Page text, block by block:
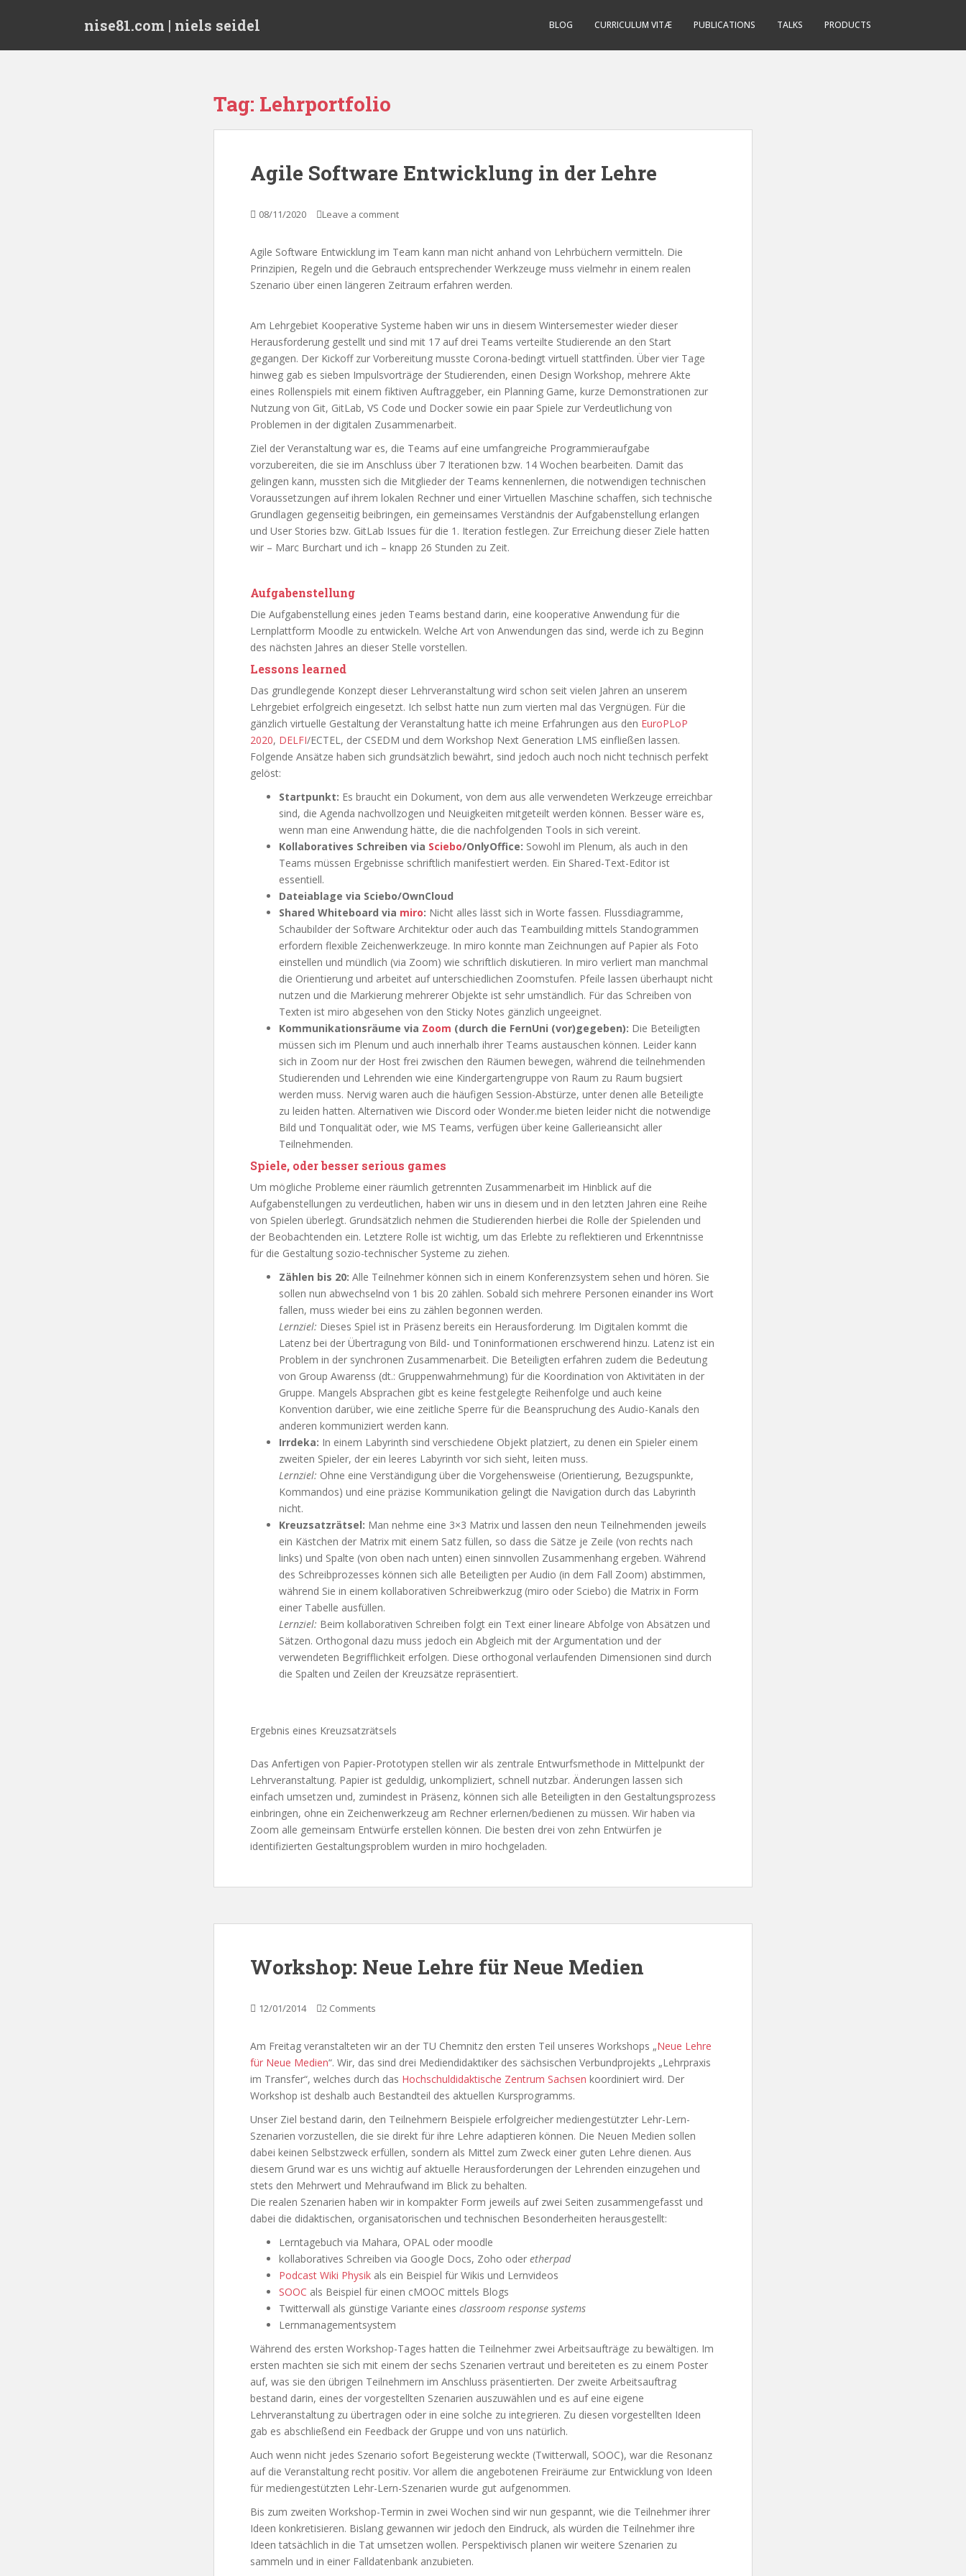
nise81.com | niels seidel BLOG CURRICULUM VITÆ PUBLICATIONS TALKS PRODUCTS
Tag: Lehrportfolio
Agile Software Entwicklung in der Lehre
08/11/2020 Leave a comment
Agile Software Entwicklung im Team kann man nicht anhand von Lehrbüchern vermitteln. Die
Prinzipien, Regeln und die Gebrauch entsprechender Werkzeuge muss vielmehr in einem realen
Szenario über einen längeren Zeitraum erfahren werden.
Am Lehrgebiet Kooperative Systeme haben wir uns in diesem Wintersemester wieder dieser
Herausforderung gestellt und sind mit 17 auf drei Teams verteilte Studierende an den Start
gegangen. Der Kickoff zur Vorbereitung musste Corona-bedingt virtuell stattfinden. Über vier Tage
hinweg gab es sieben Impulsvorträge der Studierenden, einen Design Workshop, mehrere Akte
eines Rollenspiels mit einem fiktiven Auftraggeber, ein Planning Game, kurze Demonstrationen zur
Nutzung von Git, GitLab, VS Code und Docker sowie ein paar Spiele zur Verdeutlichung von
Problemen in der digitalen Zusammenarbeit.
Ziel der Veranstaltung war es, die Teams auf eine umfangreiche Programmieraufgabe
vorzubereiten, die sie im Anschluss über 7 Iterationen bzw. 14 Wochen bearbeiten. Damit das
gelingen kann, mussten sich die Mitglieder der Teams kennenlernen, die notwendigen technischen
Voraussetzungen auf ihrem lokalen Rechner und einer Virtuellen Maschine schaffen, sich technische
Grundlagen gegenseitig beibringen, ein gemeinsames Verständnis der Aufgabenstellung erlangen
und User Stories bzw. GitLab Issues für die 1. Iteration festlegen. Zur Erreichung dieser Ziele hatten
wir – Marc Burchart und ich – knapp 26 Stunden zu Zeit.
Aufgabenstellung
Die Aufgabenstellung eines jeden Teams bestand darin, eine kooperative Anwendung für die
Lernplattform Moodle zu entwickeln. Welche Art von Anwendungen das sind, werde ich zu Beginn
des nächsten Jahres an dieser Stelle vorstellen.
Lessons learned
Das grundlegende Konzept dieser Lehrveranstaltung wird schon seit vielen Jahren an unserem
Lehrgebiet erfolgreich eingesetzt. Ich selbst hatte nun zum vierten mal das Vergnügen. Für die
gänzlich virtuelle Gestaltung der Veranstaltung hatte ich meine Erfahrungen aus den EuroPLoP
2020, DELFI/ECTEL, der CSEDM und dem Workshop Next Generation LMS einfließen lassen.
Folgende Ansätze haben sich grundsätzlich bewährt, sind jedoch auch noch nicht technisch perfekt
gelöst:
Startpunkt: Es braucht ein Dokument, von dem aus alle verwendeten Werkzeuge erreichbar
sind, die Agenda nachvollzogen und Neuigkeiten mitgeteilt werden können. Besser wäre es,
wenn man eine Anwendung hätte, die die nachfolgenden Tools in sich vereint.
Kollaboratives Schreiben via Sciebo/OnlyOffice: Sowohl im Plenum, als auch in den
Teams müssen Ergebnisse schriftlich manifestiert werden. Ein Shared-Text-Editor ist
essentiell.
Dateiablage via Sciebo/OwnCloud
Shared Whiteboard via miro: Nicht alles lässt sich in Worte fassen. Flussdiagramme,
Schaubilder der Software Architektur oder auch das Teambuilding mittels Standogrammen
erfordern flexible Zeichenwerkzeuge. In miro konnte man Zeichnungen auf Papier als Foto
einstellen und mündlich (via Zoom) wie schriftlich diskutieren. In miro verliert man manchmal
die Orientierung und arbeitet auf unterschiedlichen Zoomstufen. Pfeile lassen überhaupt nicht
nutzen und die Markierung mehrerer Objekte ist sehr umständlich. Für das Schreiben von
Texten ist miro abgesehen von den Sticky Notes gänzlich ungeeignet.
Kommunikationsräume via Zoom (durch die FernUni (vor)gegeben): Die Beteiligten
müssen sich im Plenum und auch innerhalb ihrer Teams austauschen können. Leider kann
sich in Zoom nur der Host frei zwischen den Räumen bewegen, während die teilnehmenden
Studierenden und Lehrenden wie eine Kindergartengruppe von Raum zu Raum bugsiert
werden muss. Nervig waren auch die häufigen Session-Abstürze, unter denen alle Beteiligte
zu leiden hatten. Alternativen wie Discord oder Wonder.me bieten leider nicht die notwendige
Bild und Tonqualität oder, wie MS Teams, verfügen über keine Gallerieansicht aller
Teilnehmenden.
Spiele, oder besser serious games
Um mögliche Probleme einer räumlich getrennten Zusammenarbeit im Hinblick auf die
Aufgabenstellungen zu verdeutlichen, haben wir uns in diesem und in den letzten Jahren eine Reihe
von Spielen überlegt. Grundsätzlich nehmen die Studierenden hierbei die Rolle der Spielenden und
der Beobachtenden ein. Letztere Rolle ist wichtig, um das Erlebte zu reflektieren und Erkenntnisse
für die Gestaltung sozio-technischer Systeme zu ziehen.
Zählen bis 20: Alle Teilnehmer können sich in einem Konferenzsystem sehen und hören. Sie
sollen nun abwechselnd von 1 bis 20 zählen. Sobald sich mehrere Personen einander ins Wort
fallen, muss wieder bei eins zu zählen begonnen werden.
Lernziel: Dieses Spiel ist in Präsenz bereits ein Herausforderung. Im Digitalen kommt die
Latenz bei der Übertragung von Bild- und Toninformationen erschwerend hinzu. Latenz ist ein
Problem in der synchronen Zusammenarbeit. Die Beteiligten erfahren zudem die Bedeutung
von Group Awarenss (dt.: Gruppenwahrnehmung) für die Koordination von Aktivitäten in der
Gruppe. Mangels Absprachen gibt es keine festgelegte Reihenfolge und auch keine
Konvention darüber, wie eine zeitliche Sperre für die Beanspruchung des Audio-Kanals den
anderen kommuniziert werden kann.
Irrdeka: In einem Labyrinth sind verschiedene Objekt platziert, zu denen ein Spieler einem
zweiten Spieler, der ein leeres Labyrinth vor sich sieht, leiten muss.
Lernziel: Ohne eine Verständigung über die Vorgehensweise (Orientierung, Bezugspunkte,
Kommandos) und eine präzise Kommunikation gelingt die Navigation durch das Labyrinth
nicht.
Kreuzsatzrätsel: Man nehme eine 3×3 Matrix und lassen den neun Teilnehmenden jeweils
ein Kästchen der Matrix mit einem Satz füllen, so dass die Sätze je Zeile (von rechts nach
links) und Spalte (von oben nach unten) einen sinnvollen Zusammenhang ergeben. Während
des Schreibprozesses können sich alle Beteiligten per Audio (in dem Fall Zoom) abstimmen,
während Sie in einem kollaborativen Schreibwerkzug (miro oder Sciebo) die Matrix in Form
einer Tabelle ausfüllen.
Lernziel: Beim kollaborativen Schreiben folgt ein Text einer lineare Abfolge von Absätzen und
Sätzen. Orthogonal dazu muss jedoch ein Abgleich mit der Argumentation und der
verwendeten Begrifflichkeit erfolgen. Diese orthogonal verlaufenden Dimensionen sind durch
die Spalten und Zeilen der Kreuzsätze repräsentiert.
Ergebnis eines Kreuzsatzrätsels
Das Anfertigen von Papier-Prototypen stellen wir als zentrale Entwurfsmethode in Mittelpunkt der
Lehrveranstaltung. Papier ist geduldig, unkompliziert, schnell nutzbar. Änderungen lassen sich
einfach umsetzen und, zumindest in Präsenz, können sich alle Beteiligten in den Gestaltungsprozess
einbringen, ohne ein Zeichenwerkzeug am Rechner erlernen/bedienen zu müssen. Wir haben via
Zoom alle gemeinsam Entwürfe erstellen können. Die besten drei von zehn Entwürfen je
identifizierten Gestaltungsproblem wurden in miro hochgeladen.
Workshop: Neue Lehre für Neue Medien
12/01/2014 2 Comments
Am Freitag veranstalteten wir an der TU Chemnitz den ersten Teil unseres Workshops „Neue Lehre
für Neue Medien“. Wir, das sind drei Mediendidaktiker des sächsischen Verbundprojekts „Lehrpraxis
im Transfer“, welches durch das Hochschuldidaktische Zentrum Sachsen koordiniert wird. Der
Workshop ist deshalb auch Bestandteil des aktuellen Kursprogramms.
Unser Ziel bestand darin, den Teilnehmern Beispiele erfolgreicher mediengestützter Lehr-Lern-
Szenarien vorzustellen, die sie direkt für ihre Lehre adaptieren können. Die Neuen Medien sollen
dabei keinen Selbstzweck erfüllen, sondern als Mittel zum Zweck einer guten Lehre dienen. Aus
diesem Grund war es uns wichtig auf aktuelle Herausforderungen der Lehrenden einzugehen und
stets den Mehrwert und Mehraufwand im Blick zu behalten.
Die realen Szenarien haben wir in kompakter Form jeweils auf zwei Seiten zusammengefasst und
dabei die didaktischen, organisatorischen und technischen Besonderheiten herausgestellt:
Lerntagebuch via Mahara, OPAL oder moodle
kollaboratives Schreiben via Google Docs, Zoho oder etherpad
Podcast Wiki Physik als ein Beispiel für Wikis und Lernvideos
SOOC als Beispiel für einen cMOOC mittels Blogs
Twitterwall als günstige Variante eines classroom response systems
Lernmanagementsystem
Während des ersten Workshop-Tages hatten die Teilnehmer zwei Arbeitsaufträge zu bewältigen. Im
ersten machten sie sich mit einem der sechs Szenarien vertraut und bereiteten es zu einem Poster
auf, was sie den übrigen Teilnehmern im Anschluss präsentierten. Der zweite Arbeitsauftrag
bestand darin, eines der vorgestellten Szenarien auszuwählen und es auf eine eigene
Lehrveranstaltung zu übertragen oder in eine solche zu integrieren. Zu diesen vorgestellten Ideen
gab es abschließend ein Feedback der Gruppe und von uns natürlich.
Auch wenn nicht jedes Szenario sofort Begeisterung weckte (Twitterwall, SOOC), war die Resonanz
auf die Veranstaltung recht positiv. Vor allem die angebotenen Freiräume zur Entwicklung von Ideen
für mediengestützten Lehr-Lern-Szenarien wurde gut aufgenommen.
Bis zum zweiten Workshop-Termin in zwei Wochen sind wir nun gespannt, wie die Teilnehmer ihrer
Ideen konkretisieren. Bislang gewannen wir jedoch den Eindruck, als würden die Teilnehmer ihre
Ideen tatsächlich in die Tat umsetzen wollen. Perspektivisch planen wir weitere Szenarien zu
sammeln und in einer Falldatenbank anzubieten.